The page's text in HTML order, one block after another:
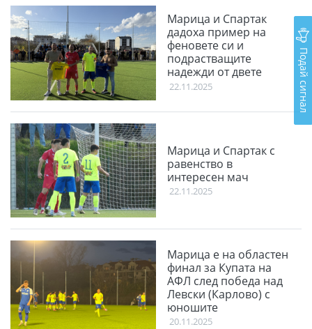
Марица и Спартак
дадоха пример на
феновете си и
подрастващите
надежди от двете
школи
22.11.2025
Марица и Спартак с
равенство в
интересен мач
22.11.2025
Марица е на областен
финал за Купата на
АФЛ след победа над
Левски (Карлово) с
юношите
20.11.2025
Подай сигнал